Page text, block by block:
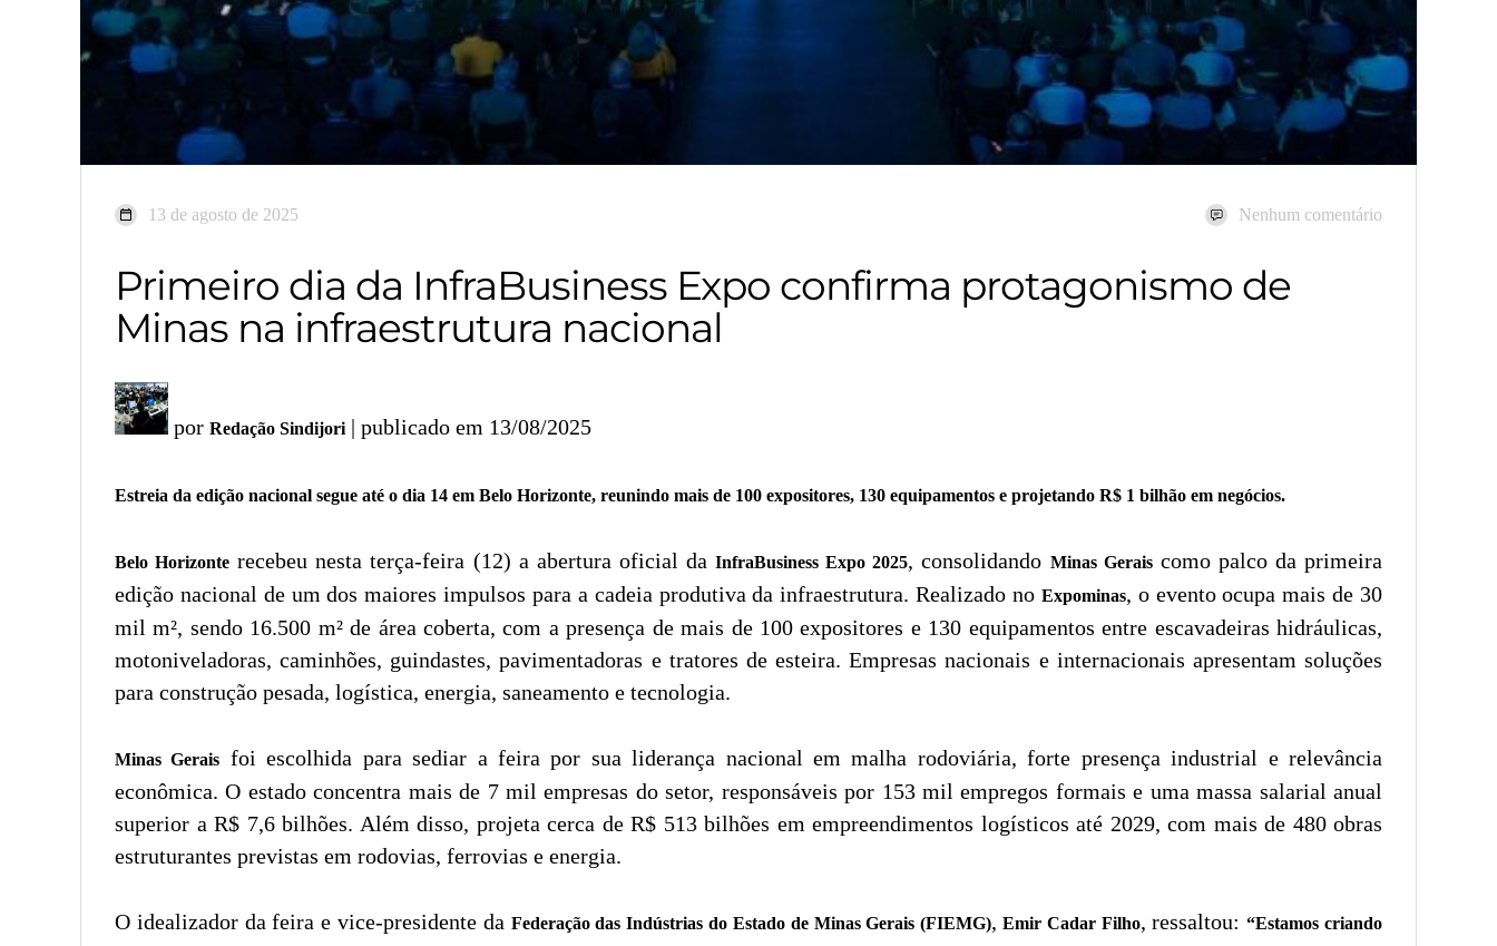
13 de agosto de 2025 Nenhum comentário
Primeiro dia da InfraBusiness Expo confirma protagonismo de
Minas na infraestrutura nacional
por Redação Sindijori | publicado em 13/08/2025
Estreia da edição nacional segue até o dia 14 em Belo Horizonte, reunindo mais de 100 expositores, 130 equipamentos e projetando R$ 1 bilhão em negócios.
Belo Horizonte recebeu nesta terça-feira (12) a abertura oficial daInfraBusiness Expo 2025, consolidando Minas Geraiscomo palco da primeira
edição nacional de um dos maiores impulsos para a cadeia produtiva da infraestrutura. Realizado no Expominas, o evento ocupa mais de 30
mil m², sendo 16.500 m² de área coberta, com a presença de mais de 100 expositores e 130 equipamentos entre escavadeiras hidráulicas,
motoniveladoras, caminhões, guindastes, pavimentadoras e tratores de esteira. Empresas nacionais e internacionais apresentam soluções
para construção pesada, logística, energia, saneamento e tecnologia.
Minas Gerais foi escolhida para sediar a feira por sua liderança nacional em malha rodoviária, forte presença industrial e relevância
econômica. O estado concentra mais de 7 mil empresas do setor, responsáveis por 153 mil empregos formais e uma massa salarial anual
superior a R$ 7,6 bilhões. Além disso, projeta cerca de R$ 513 bilhões em empreendimentos logísticos até 2029, com mais de 480 obras
estruturantes previstas em rodovias, ferrovias e energia.
O idealizador da feira e vice-presidente da Federação das Indústrias do Estado de Minas Gerais (FIEMG), Emir Cadar Filho, ressaltou:“Estamos criando